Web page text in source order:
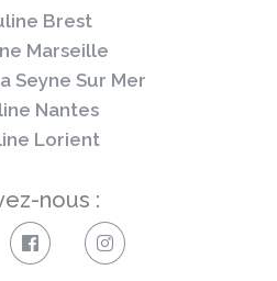
Brest
Marseille
Seyne Sur Mer
Nantes
Lorient
nous :